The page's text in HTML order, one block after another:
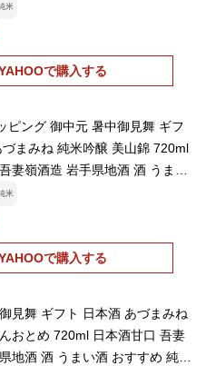
米
で購入する
ピング 御中元 暑中御見舞 ギフ
づまみね 純米吟醸 美山錦 720ml
妻嶺酒造 岩手県地酒 酒 うまい
米吟醸
米
で購入する
見舞 ギフト 日本酒 あづまみね
おとめ 720ml 日本酒甘口 吾妻
地酒 酒 うまい酒 おすすめ 純米